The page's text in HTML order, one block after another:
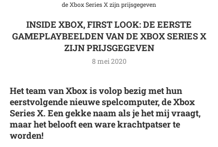
de Xbox Series X zijn prijsgegeven
INSIDE XBOX, FIRST LOOK: DE EERSTE
GAMEPLAYBEELDEN VAN DE XBOX SERIES X
ZIJN PRIJSGEGEVEN
8 mei 2020
Het team van Xbox is volop bezig met hun
eerstvolgende nieuwe spelcomputer, de Xbox
Series X. Een gekke naam als je het mij vraagt,
maar het belooft een ware krachtpatser te
worden!